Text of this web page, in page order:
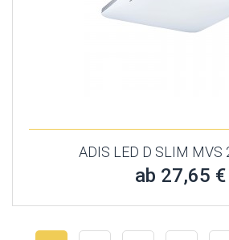
ADIS LED D SLIM MVS
ab 27,65 €